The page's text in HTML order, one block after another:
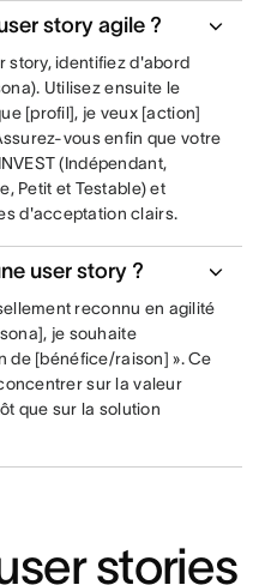
story agile ?
story, identifiez d'abord
Utilisez ensuite le
[profil], je veux [action]
vous enfin que votre
(Indépendant,
Petit et Testable) et
d'acceptation clairs.
user story ?
reconnu en agilité
je souhaite
de [bénéfice/raison] ». Ce
sur la valeur
que sur la solution
stories